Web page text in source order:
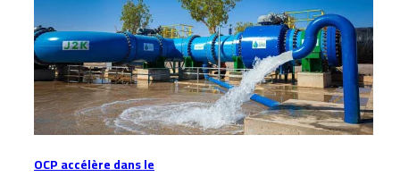
OCP accélère dans le